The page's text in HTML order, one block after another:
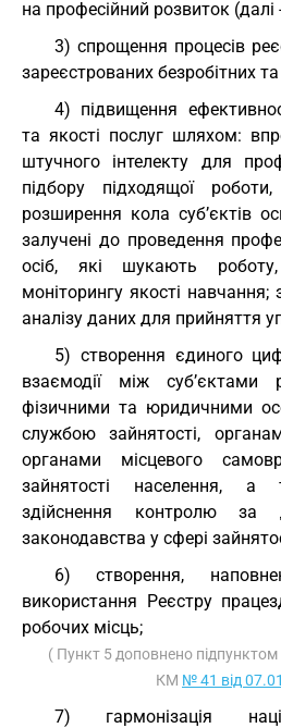
на професійний розвиток (далі
3) спрощення процесів
зареєстрованих безробітних
4) підвищення
та якості послуг шляхом:
штучного інтелекту для
підбору підходящої
розширення кола суб’єктів
залучені до проведення
осіб, які шукають
моніторингу якості навчання;
аналізу даних для прийняття
5) створення єдиного
взаємодії між суб’єктами
фізичними та юридичними
службою зайнятості,
органами місцевого
зайнятості населення, а
здійснення контролю за
законодавства у сфері
6) створення,
використання Реєстру
робочих місць;
( Пункт 5 доповнено
КМ № 41 від
7) гармонізація